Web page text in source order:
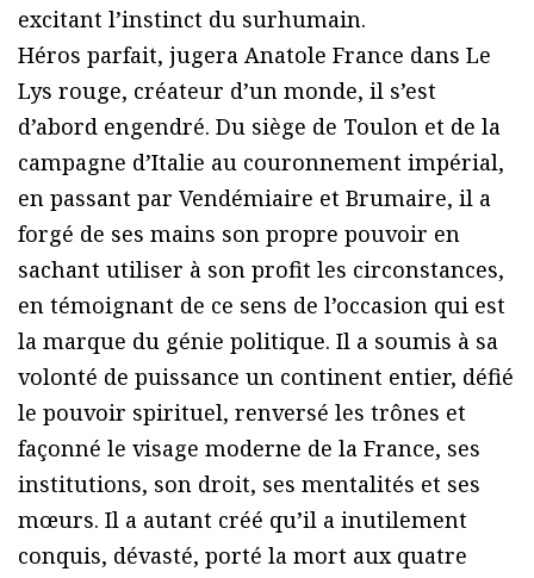
excitant l’instinct du surhumain.
Héros parfait, jugera Anatole France dans Le
Lys rouge, créateur d’un monde, il s’est
d’abord engendré. Du siège de Toulon et de la
campagne d’Italie au couronnement impérial,
en passant par Vendémiaire et Brumaire, il a
forgé de ses mains son propre pouvoir en
sachant utiliser à son profit les circonstances,
en témoignant de ce sens de l’occasion qui est
la marque du génie politique. Il a soumis à sa
volonté de puissance un continent entier, défié
le pouvoir spirituel, renversé les trônes et
façonné le visage moderne de la France, ses
institutions, son droit, ses mentalités et ses
mœurs. Il a autant créé qu’il a inutilement
conquis, dévasté, porté la mort aux quatre